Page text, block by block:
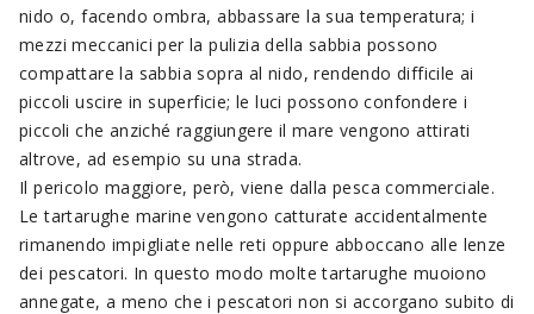
nido o, facendo ombra, abbassare la sua temperatura; i
mezzi meccanici per la pulizia della sabbia possono
compattare la sabbia sopra al nido, rendendo difficile ai
piccoli uscire in superficie; le luci possono confondere i
piccoli che anziché raggiungere il mare vengono attirati
altrove, ad esempio su una strada.
Il pericolo maggiore, però, viene dalla pesca commerciale.
Le tartarughe marine vengono catturate accidentalmente
rimanendo impigliate nelle reti oppure abboccano alle lenze
dei pescatori. In questo modo molte tartarughe muoiono
annegate, a meno che i pescatori non si accorgano subito di